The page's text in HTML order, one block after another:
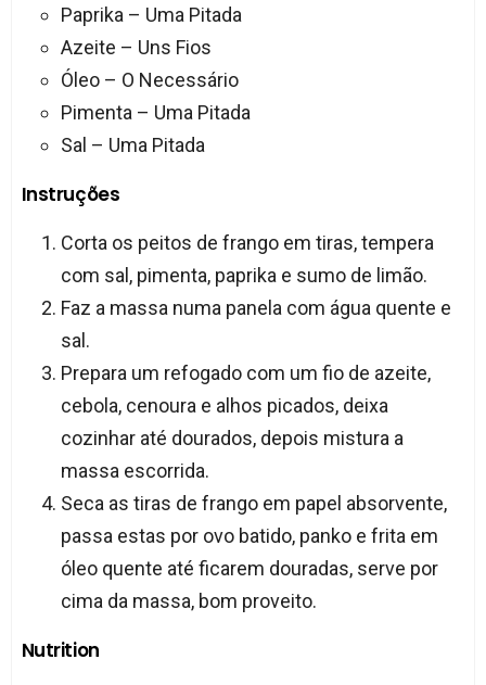
Paprika – Uma Pitada
Azeite – Uns Fios
Óleo – O Necessário
Pimenta – Uma Pitada
Sal – Uma Pitada
Instruções
Corta os peitos de frango em tiras, tempera
com sal, pimenta, paprika e sumo de limão.
Faz a massa numa panela com água quente e
sal.
Prepara um refogado com um fio de azeite,
cebola, cenoura e alhos picados, deixa
cozinhar até dourados, depois mistura a
massa escorrida.
Seca as tiras de frango em papel absorvente,
passa estas por ovo batido, panko e frita em
óleo quente até ficarem douradas, serve por
cima da massa, bom proveito.
Nutrition